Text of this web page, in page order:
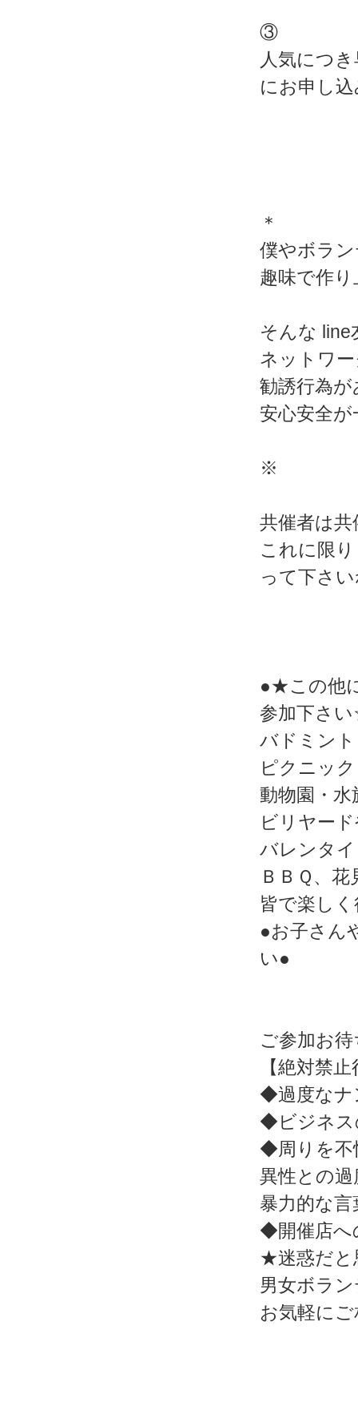
③
人気につ
にお申し
＊
僕やボラ
趣味で作
そんな line
ネットワ
勧誘行為
安心安全
※
共催者は
これに限
って下さ
●★この他
参加下さ
バドミン
ピクニッ
動物園・
ビリヤー
バレンタ
ＢＢＱ、
皆で楽し
●お子さん
い●
ご参加お
【絶対禁
◆過度なナ
◆ビジネス
◆周りを不
異性との
暴力的な
◆開催店へ
★迷惑だと
男女ボラ
お気軽に